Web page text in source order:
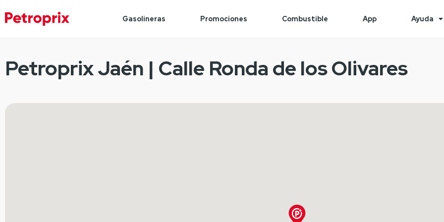
Gasolineras Promociones Combustible App Ayuda
Petroprix Jaén | Calle Ronda de los Olivares